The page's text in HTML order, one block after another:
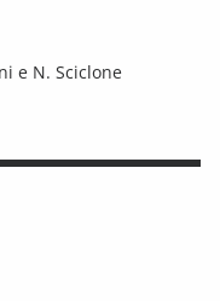
e N. Sciclone
svolta industriale e il